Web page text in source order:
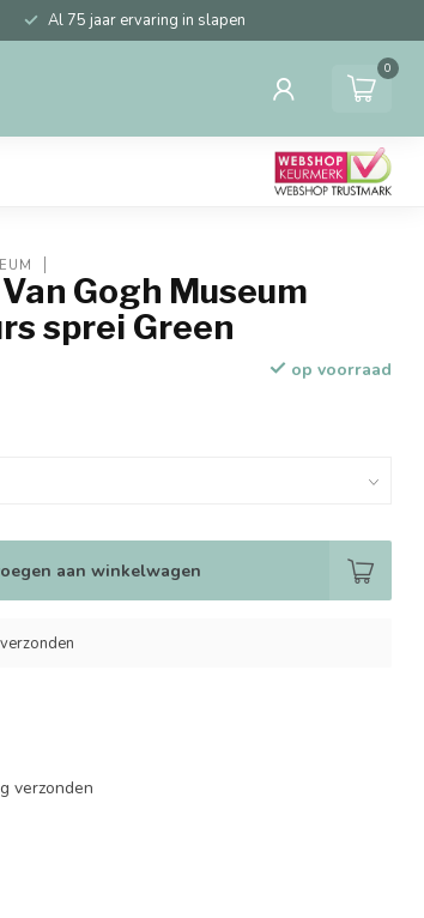
Al 75 jaar ervaring in slapen
0
Gogh Museum
sprei Green
op voorraad
aan winkelwagen
verzonden